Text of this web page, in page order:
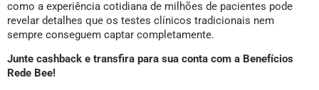
como a experiência cotidiana de milhões de pacientes pode
revelar detalhes que os testes clínicos tradicionais nem
sempre conseguem captar completamente.
Junte cashback e transfira para sua conta com a Benefícios
Rede Bee!